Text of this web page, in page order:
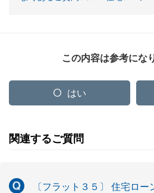
この内容は参考にな
はい
関連するご質問
〔フラット３５〕 住宅ロー